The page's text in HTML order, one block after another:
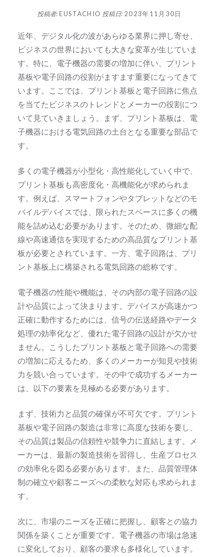
投稿者:EUSTACHIO 投稿日: 2023年11月30日
近年、デジタル化の波があらゆる業界に押し寄せ、
ビジネスの世界においても大きな変革が生じていま
す。 特に、電子機器の需要の増加に伴い、プリント
基板や電子回路の役割がますます重要になってきて
います。ここでは、プリント基板と電子回路に焦点
を当てたビジネスのトレンドとメーカーの役割につ
いて見ていきましょう。まず、プリント基板は、電
子機器における電気回路の土台となる重要な部品で
す。
多くの電子機器が小型化・高性能化していく中で、
プリント基板も高密度化・高機能化が求められま
す。例えば、スマートフォンやタブレットなどのモ
バイルデバイスでは、限られたスペースに多くの機
能を詰め込む必要があります。そのため、微細な配
線や高速通信を実現するための高品質なプリント基
板が必要とされています。一方、電子回路は、プリ
ント基板上に構築される電気回路の総称です。
電子機器の性能や機能は、その内部の電子回路の設
計や品質によって決まります。デバイスが高速かつ
正確に動作するためには、信号の伝送経路やデータ
処理の効率化など、優れた電子回路の設計が欠かせ
ません。こうしたプリント基板と電子回路への需要
の増加に応えるため、多くのメーカーが知見や技術
力を競い合っています。その中で成功するメーカー
は、以下の要素を見極める必要があります。
まず、技術力と品質の確保が不可欠です。プリント
基板や電子回路の製造は非常に高度な技術を要し、
その品質は製品の信頼性や競争力に直結します。メ
ーカーは、最新の製造技術を習得し、生産プロセス
の効率化を図る必要があります。また、品質管理体
制の確立や顧客ニーズへの柔軟な対応も求められま
す。
次に、市場のニーズを正確に把握し、顧客との協力
関係を築くことが重要です。電子機器の市場は急速
に変化しており、顧客の要求も多様化しています。